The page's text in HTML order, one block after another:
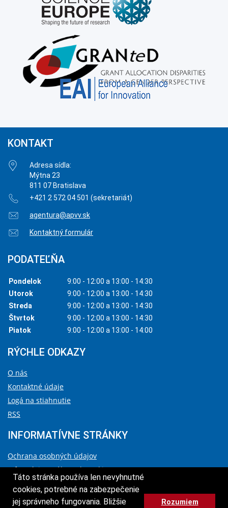
Táto stránka používa len nevyhnutné
cookies, potrebné na zabezpečenie
jej správneho fungovania. Bližšie
Rozumiem
KONTAKT
Adresa sídla:
Mýtna 23
811 07 Bratislava
+421 2 572 04 501 (sekretariát)
agentura@apvv.sk
Kontaktný formulár
PODATEĽŇA
Pondelok
9:00 - 12:00 a 13:00 - 14:30
Utorok
9:00 - 12:00 a 13:00 - 14:30
Streda
9:00 - 12:00 a 13:00 - 14:30
Štvrtok
9:00 - 12:00 a 13:00 - 14:30
Piatok
9:00 - 12:00 a 13:00 - 14:00
RÝCHLE ODKAZY
O nás
Kontaktné údaje
Logá na stiahnutie
RSS
INFORMATÍVNE STRÁNKY
Ochrana osobných údajov
Informácie o súboroch cookies
Vyhlásenie o prístupnosti
Správca obsahu a technický prevádzkovateľ